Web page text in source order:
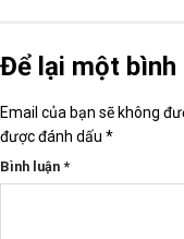
Để lại một bình
Email của bạn sẽ không
được đánh dấu *
Bình luận *